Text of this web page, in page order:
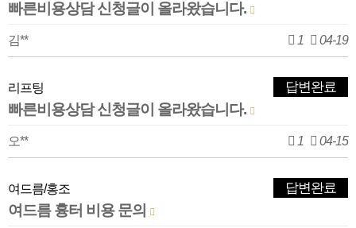
빠른비용상담 신청글이 올라왔습니다.
김** 1 04-19
리프팅
빠른비용상담 신청글이 올라왔습니다.
답변완료
오** 1 04-15
여드름/홍조
여드름 흉터 비용 문의
답변완료